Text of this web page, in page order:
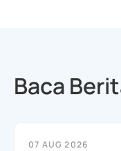
Baca
07 AUG 2026